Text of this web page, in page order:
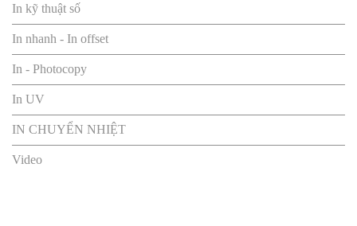
In kỹ thuật số
In nhanh - In offset
In - Photocopy
In UV
IN CHUYỂN NHIỆT
Video